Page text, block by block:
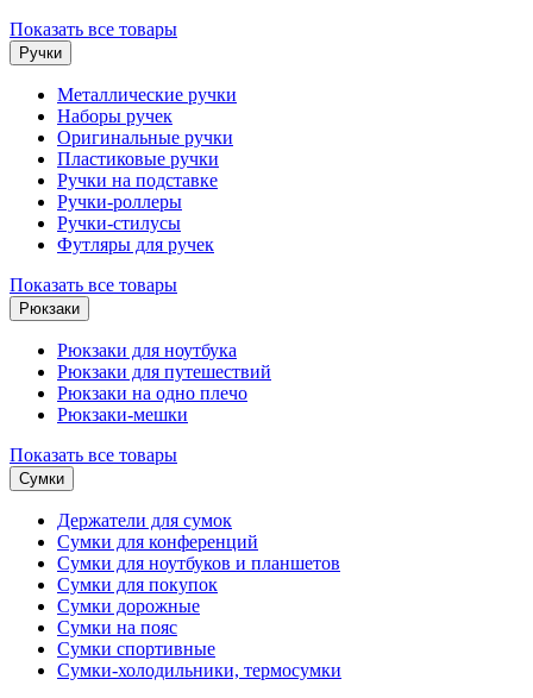
Показать все товары
Ручки
Металлические ручки
Наборы ручек
Оригинальные ручки
Пластиковые ручки
Ручки на подставке
Ручки-роллеры
Ручки-стилусы
Футляры для ручек
Показать все товары
Рюкзаки
Рюкзаки для ноутбука
Рюкзаки для путешествий
Рюкзаки на одно плечо
Рюкзаки-мешки
Показать все товары
Сумки
Держатели для сумок
Сумки для конференций
Сумки для ноутбуков и планшетов
Сумки для покупок
Сумки дорожные
Сумки на пояс
Сумки спортивные
Сумки-холодильники, термосумки